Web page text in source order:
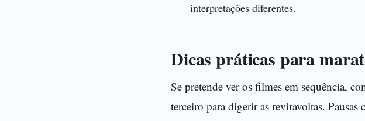
interpretações diferentes.
Dicas práticas para
Se pretende ver os filmes em sequência,
terceiro para digerir as reviravoltas. Pausas